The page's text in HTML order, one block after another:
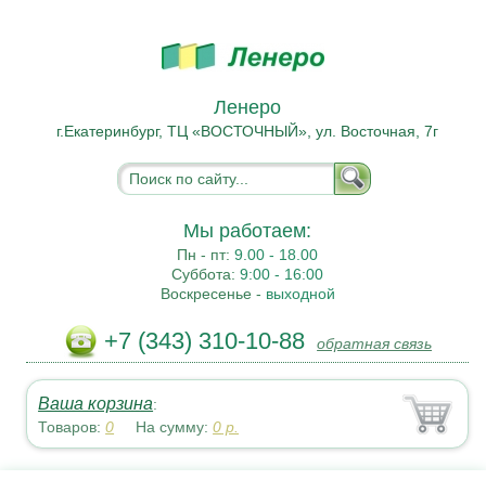
Ленеро
г.Екатеринбург, ТЦ «ВОСТОЧНЫЙ», ул. Восточная, 7г
Мы работаем:
Пн - пт:9.00 - 18.00
Суббота:9:00 - 16:00
Воскресенье - выходной
+7 (343) 310-10-88 обратная связь
Ваша корзина:
Товаров:0 На сумму:0 р.